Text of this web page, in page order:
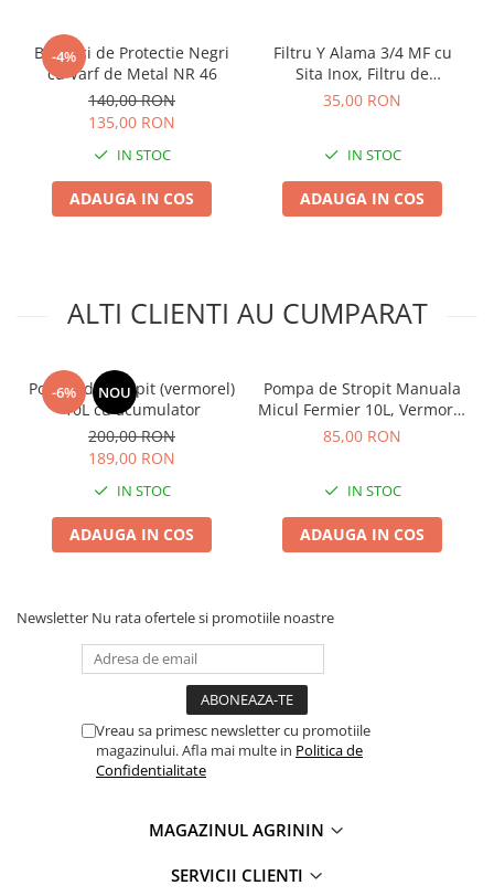
Raticide
Saci
Spray si intretinere
Lichidare STOC
Produse Bricolaj
Burghie
Centuri/chingi
Chei fixe
Fierastraie manuale
Fire motocoasa
Gresor / Decalimetru
Hranitoare/ Adapatoare
-4%
Bocanci de Protectie Negri
cu Varf de Metal NR 46
140,00 RON
135,00 RON
IN STOC
ADAUGA IN COS
Filtru Y Alama 3/4 MF cu
Sita Inox, Filtru de
Impuritati pentru Instalatii
35,00 RON
IN STOC
ADAUGA IN COS
ALTI CLIENTI AU CUMPARAT
-6% NOU
Pompa de stropit (vermorel)
10L cu acumulator
200,00 RON
189,00 RON
IN STOC
ADAUGA IN COS
Pompa de Stropit Manuala
Micul Fermier 10L, Vermorel
pentru Legume si Pomi cu
85,00 RON
IN STOC
ADAUGA IN COS
Newsletter Nu rata ofertele si promotiile noastre
Vreau sa primesc newsletter cu promotiile
magazinului. Afla mai multe in Politica de
Confidentialitate
MAGAZINUL AGRININ
SERVICII CLIENTI